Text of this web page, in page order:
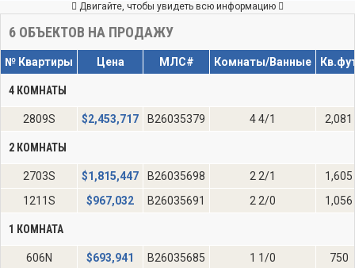
Двигайте, чтобы увидеть всю информацию
6 ОБЪЕКТОВ НА ПРОДАЖУ
№ Квартиры Цена МЛС# Комнаты/Ванные
4 КОМНАТЫ
2809S $2,453,717 B26035379 4 4/1 2,081
2 КОМНАТЫ
2703S $1,815,447 B26035698 2 2/1
1,605
1211S
$967,032 B26035691 2 2/0 1,056
1 КОМНАТА
606N $693,941 B26035685 1 1/0
750